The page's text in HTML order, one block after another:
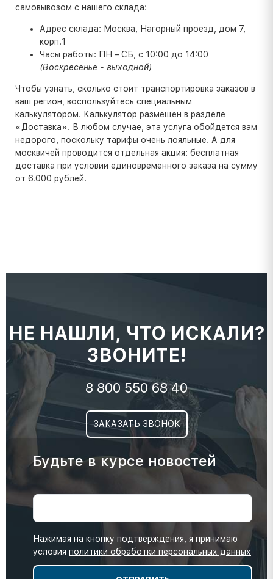
самовывозом с нашего склада:
Адрес склада: Москва, Нагорный проезд, дом 7,
корп.1
Часы работы: ПН – СБ, с 10:00 до 14:00
(Воскресенье - выходной)
Чтобы узнать, сколько стоит транспортировка заказов в
ваш регион, воспользуйтесь специальным
калькулятором. Калькулятор размещен в разделе
«Доставка». В любом случае, эта услуга обойдется вам
недорого, поскольку тарифы очень лояльные. А для
москвичей проводится отдельная акция: бесплатная
доставка при условии единовременного заказа на сумму
от 6.000 рублей.
НЕ НАШЛИ, ЧТО ИСКАЛИ?
ЗВОНИТЕ!
8 800 550 68 40
ЗАКАЗАТЬ ЗВОНОК
Будьте в курсе новостей
Нажимая на кнопку подтверждения, я принимаю
условия политики обработки персональных данных